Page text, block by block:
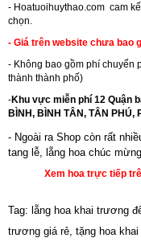
- Hoatuoihuythao.com cam
chọn.
- Giá trên website chưa bao
- Không bao gồm phí chuyển
thành thành phố)
-Khu vực miễn phí 12 Quận
BÌNH, BÌNH TÂN, TÂN PHÚ,
- Ngoài ra Shop còn rất
tang lễ
ẵng hoa chúc mừng
Xem hoa trực tiếp
Tag: lẵng hoa khai trương
trương giá rẻ, tặng hoa